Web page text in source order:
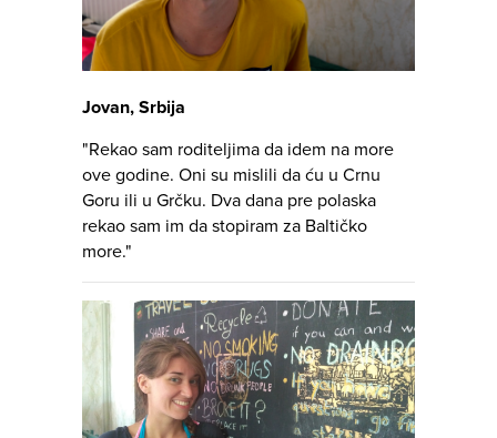
Jovan, Srbija
"Rekao sam roditeljima da idem na more
ove godine. Oni su mislili da ću u Crnu
Goru ili u Grčku. Dva dana pre polaska
rekao sam im da stopiram za Baltičko
more."